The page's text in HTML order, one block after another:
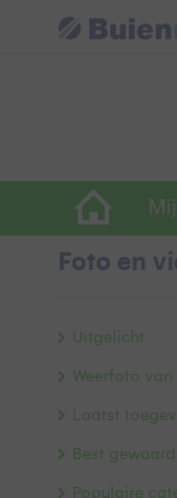
Foto en
Uitgelicht
Weerfoto van
Laatst
Best
Populaire